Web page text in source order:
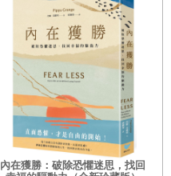
內在獲勝：破除恐懼迷思，找回